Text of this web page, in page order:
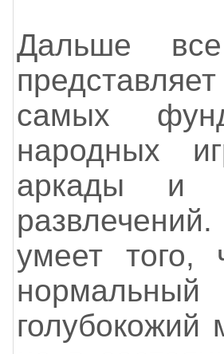
Дальше
самых
народных
аркады и
умеет того,
голубокожий